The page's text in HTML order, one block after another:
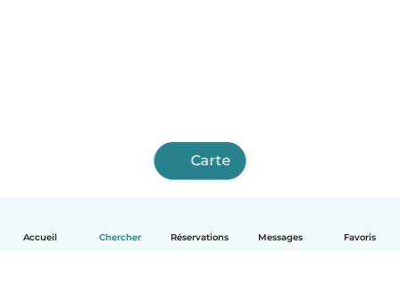
Accueil Chercher Réservations Messages Favoris
Carte